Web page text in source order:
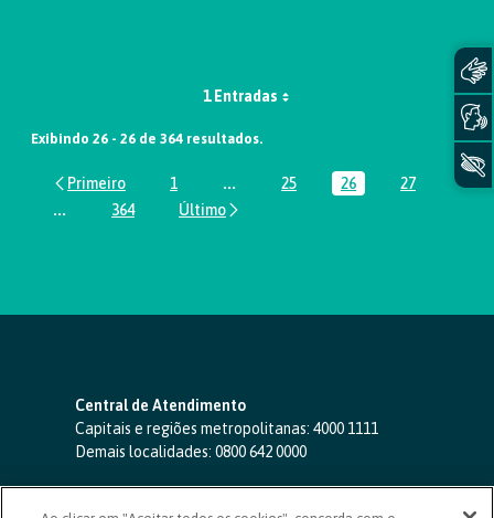
1 Entradas
Exibindo 26 - 26 de 364 resultados.
Página
1 ...Páginas intermediárias Usar ABA
Página
25 Página
26 Página
27
...Páginas intermediárias Usar ABA para navegar.
Página
364
Central de Atendimento
Capitais e regiões metropolitanas: 4000 1111
Demais localidades: 0800 642 0000
SAC 24 horas-0800 724 4420